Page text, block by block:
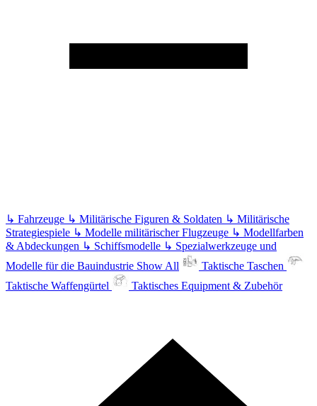
↳ Fahrzeuge ↳ Militärische Figuren & Soldaten ↳ Militärische
Strategiespiele ↳ Modelle militärischer Flugzeuge ↳ Modellfarben
& Abdeckungen ↳ Schiffsmodelle ↳ Spezialwerkzeuge und
Modelle für die Bauindustrie Show All
Taktische Taschen
Taktische Waffengürtel
Taktisches Equipment & Zubehör